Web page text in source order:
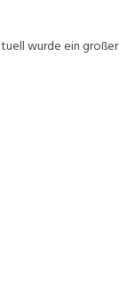
wurde ein großer